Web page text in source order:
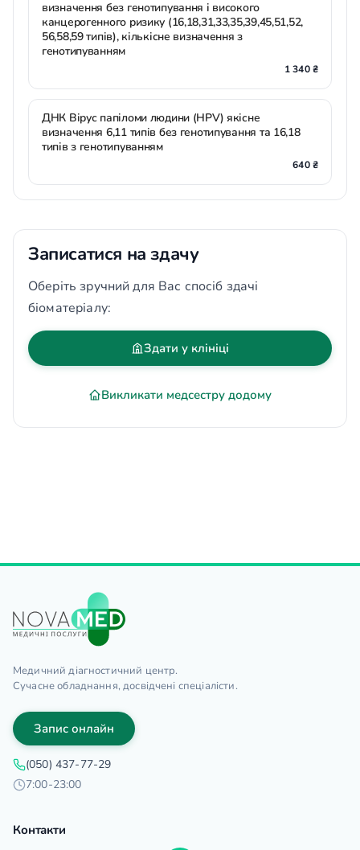
визначення без генотипування і високого
канцерогенного ризику (16,18,31,33,35,39,45,51,52,
56,58,59 типів), кількісне визначення з
генотипуванням
1 340 ₴
ДНК Вірус папіломи людини (HPV) якісне
визначення 6,11 типів без генотипування та 16,18
типів з генотипуванням
640 ₴
Записатися на здачу
Оберіть зручний для Вас спосіб здачі
біоматеріалу:
Здати у клініці
Викликати медсестру додому
Медичний діагностичний центр.
Сучасне обладнання, досвідчені спеціалісти.
Запис онлайн
(050) 437-77-29
7:00-23:00
Контакти